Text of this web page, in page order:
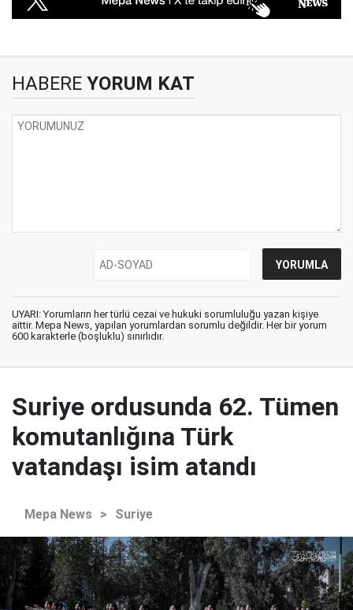
HABERE YORUM KAT
UYARI: Yorumların her türlü cezai ve hukuki sorumluluğu yazan kişiye
aittir. Mepa News, yapılan yorumlardan sorumlu değildir. Her bir yorum
600 karakterle (boşluklu) sınırlıdır.
Suriye ordusunda 62. Tümen
komutanlığına Türk
vatandaşı isim atandı
Mepa News > Suriye